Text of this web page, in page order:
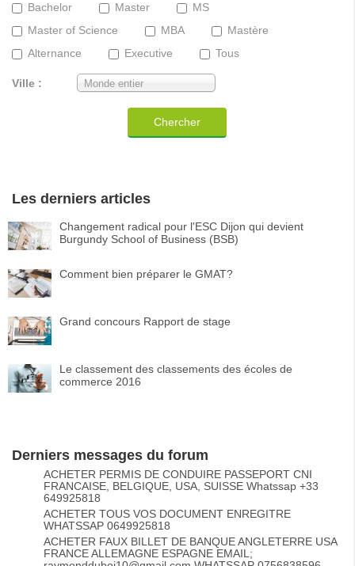
Bachelor Master
MS
Master of Science
MBA
Mastère
Alternance
Executive Tous
Ville : Monde entier
Chercher
Les derniers articles
Changement radical pour l'ESC Dijon qui devient
Burgundy School of Business (BSB)
Comment bien préparer le GMAT?
Grand concours Rapport de stage
Le classement des classements des écoles de
commerce 2016
Derniers messages du forum
ACHETER PERMIS DE CONDUIRE PASSEPORT CNI
FRANCAISE, BELGIQUE, USA, SUISSE Whatssap +33
649925818
ACHETER TOUS VOS DOCUMENT ENREGITRE
WHATSSAP 0649925818
ACHETER FAUX BILLET DE BANQUE ANGLETERRE USA
FRANCE ALLEMAGNE ESPAGNE EMAIL;